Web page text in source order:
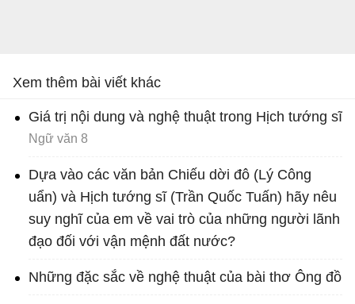
Xem thêm bài viết khác
Giá trị nội dung và nghệ thuật trong Hịch tướng sĩ
Ngữ văn 8
Dựa vào các văn bản Chiếu dời đô (Lý Công
uẩn) và Hịch tướng sĩ (Trần Quốc Tuấn) hãy nêu
suy nghĩ của em về vai trò của những người lãnh
đạo đối với vận mệnh đất nước?
Những đặc sắc về nghệ thuật của bài thơ Ông đồ